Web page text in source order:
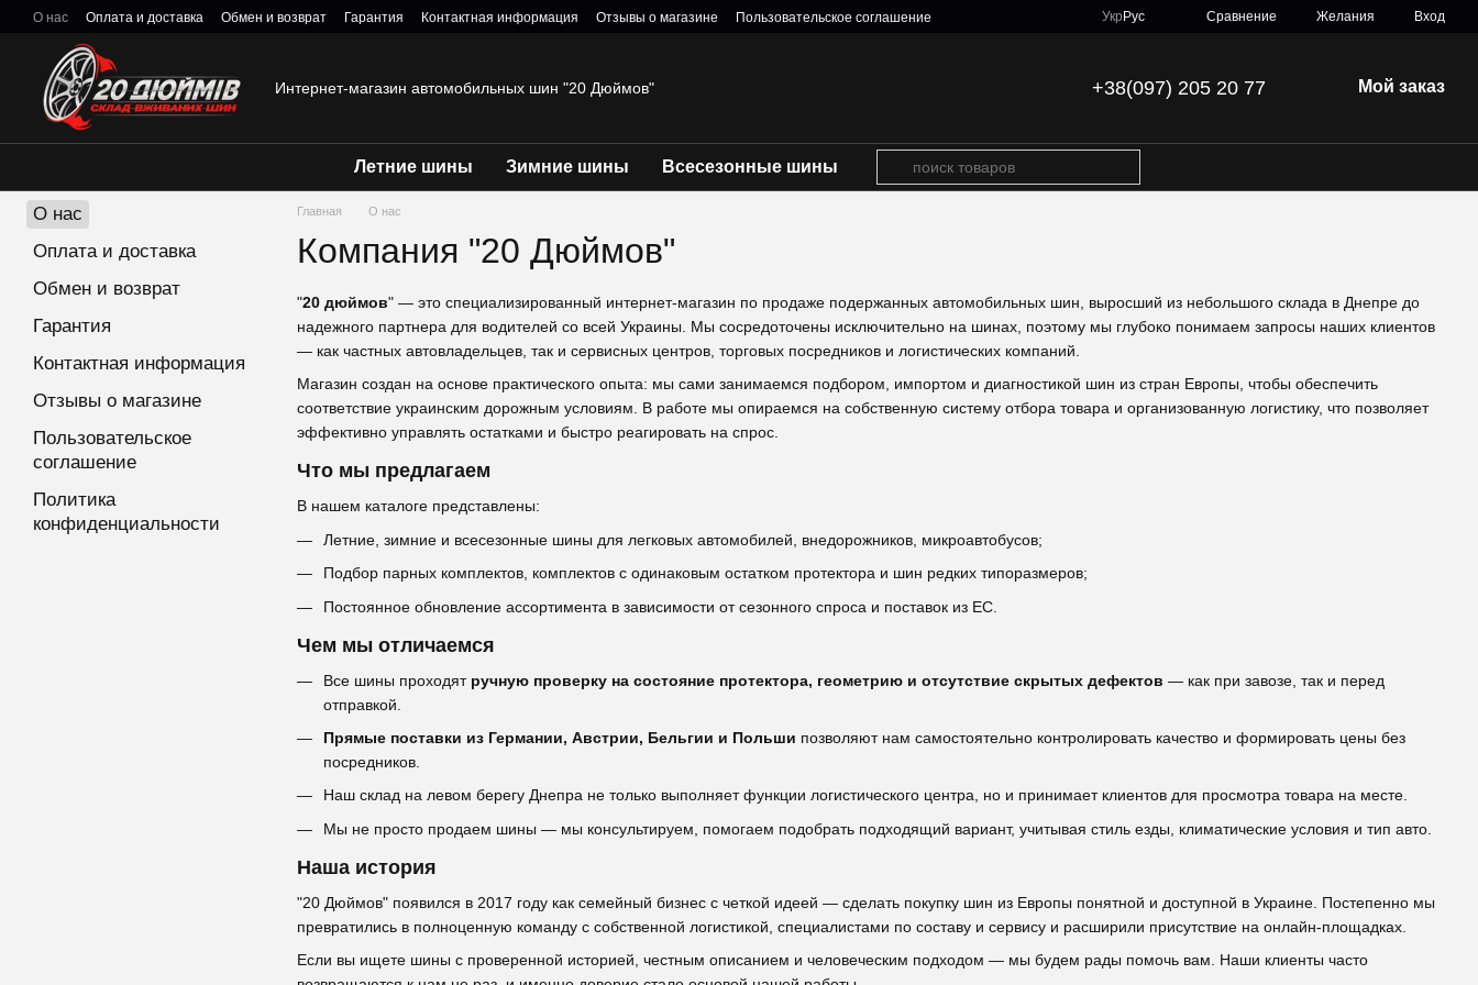
Перейти к основному контенту
О нас Оплата и доставка Обмен и возврат Гарантия Контактная информация Отзывы о магазине
Пользовательское соглашение
Укр Рус Сравнение Желания Вход
Интернет-магазин автомобильных шин "20 Дюймов" +38(097) 205 20 77 Мой заказ
Летние шины Зимние шины Всесезонные шины
Главная О нас
Компания "20 Дюймов"
"20 дюймов" — это специализированный интернет-магазин по продаже подержанных автомобильных шин, выросший из небольшого склада в Днепре до
надежного партнера для водителей со всей Украины. Мы сосредоточены исключительно на шинах, поэтому мы глубоко понимаем запросы наших клиентов
— как частных автовладельцев, так и сервисных центров, торговых посредников и логистических компаний.
Магазин создан на основе практического опыта: мы сами занимаемся подбором, импортом и диагностикой шин из стран Европы, чтобы обеспечить
соответствие украинским дорожным условиям. В работе мы опираемся на собственную систему отбора товара и организованную логистику, что позволяет
эффективно управлять остатками и быстро реагировать на спрос.
Что мы предлагаем
В нашем каталоге представлены:
Летние, зимние и всесезонные шины для легковых автомобилей, внедорожников, микроавтобусов;
Подбор парных комплектов, комплектов с одинаковым остатком протектора и шин редких типоразмеров;
Постоянное обновление ассортимента в зависимости от сезонного спроса и поставок из ЕС.
Чем мы отличаемся
Все шины проходят ручную проверку на состояние протектора, геометрию и отсутствие скрытых дефектов — как при завозе, так и перед
отправкой.
Прямые поставки из Германии, Австрии, Бельгии и Польши позволяют нам самостоятельно контролировать качество и формировать цены без
посредников.
Наш склад на левом берегу Днепра не только выполняет функции логистического центра, но и принимает клиентов для просмотра товара на месте.
Мы не просто продаем шины — мы консультируем, помогаем подобрать подходящий вариант, учитывая стиль езды, климатические условия и тип авто.
Наша история
"20 Дюймов" появился в 2017 году как семейный бизнес с четкой идеей — сделать покупку шин из Европы понятной и доступной в Украине. Постепенно мы
превратились в полноценную команду с собственной логистикой, специалистами по составу и сервису и расширили присутствие на онлайн-площадках.
Если вы ищете шины с проверенной историей, честным описанием и человеческим подходом — мы будем рады помочь вам. Наши клиенты часто
О нас
Оплата и доставка
Обмен и возврат
Гарантия
Контактная информация
Отзывы о магазине
Пользовательское
соглашение
Политика
конфиденциальности